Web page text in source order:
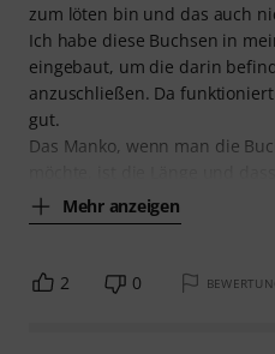
zum löten bin und das auch
Ich habe diese Buchsen in
eingebaut, um die darin
anzuschließen. Da
gut.
Das Manko, wenn man die
Mehr anzeigen
2 0